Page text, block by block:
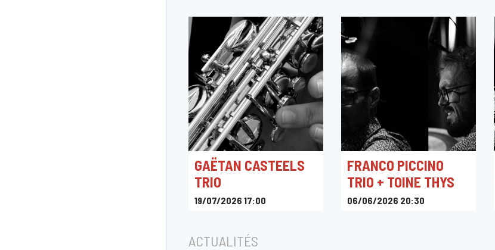
GAËTAN CASTEELS
TRIO
19/07/2026 17:00
FRANCO PICCINO
TRIO + TOINE THYS
06/06/2026 20:30
ACTUALITÉS